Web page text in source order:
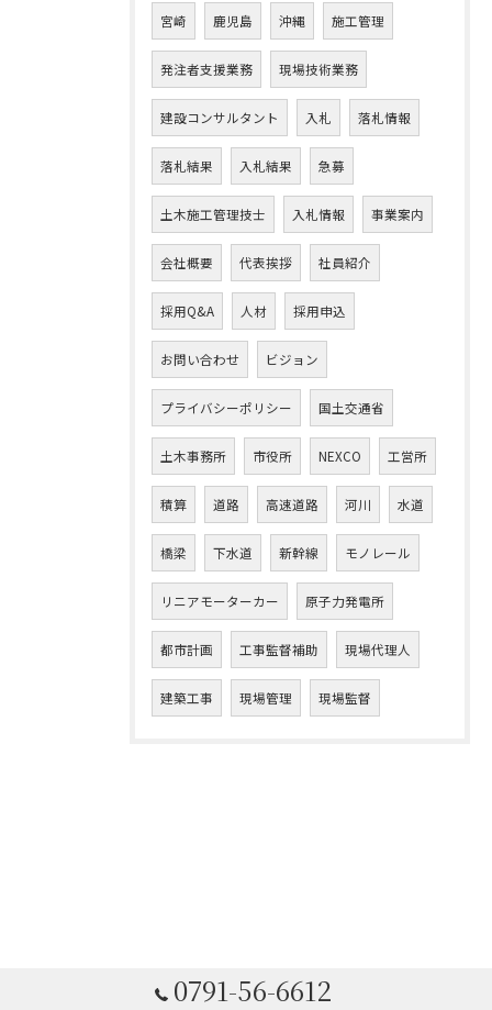
宮崎 鹿児島 沖縄 施工管理
発注者支援業務 現場技術業務
建設コンサルタント 入札 落札情報
落札結果 入札結果 急募
土木施工管理技士 入札情報 事業案内
会社概要 代表挨拶 社員紹介
採用Q&A 人材 採用申込
お問い合わせ ビジョン
プライバシーポリシー 国土交通省
土木事務所 市役所 NEXCO 工営所
積算 道路 高速道路 河川 水道
橋梁 下水道 新幹線 モノレール
リニアモーターカー 原子力発電所
都市計画 工事監督補助 現場代理人
建築工事 現場管理 現場監督
0791-56-6612